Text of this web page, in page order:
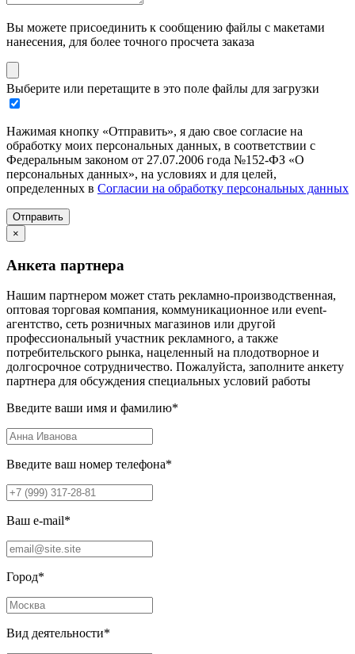
Вы можете присоединить к сообщению файлы с макетами
нанесения, для более точного просчета заказа
Выберите или перетащите в это поле файлы для загрузки
Нажимая кнопку «Отправить», я даю свое согласие на
обработку моих персональных данных, в соответствии с
Федеральным законом от 27.07.2006 года №152-ФЗ «О
персональных данных», на условиях и для целей,
определенных в Согласии на обработку персональных данных
Отправить
×
Анкета партнера
Нашим партнером может стать рекламно-производственная,
оптовая торговая компания, коммуникационное или event-
агентство, сеть розничных магазинов или другой
профессиональный участник рекламного, а также
потребительского рынка, нацеленный на плодотворное и
долгосрочное сотрудничество. Пожалуйста, заполните анкету
партнера для обсуждения специальных условий работы
Введите ваши имя и фамилию*
Введите ваш номер телефона*
Ваш e-mail*
Город*
Вид деятельности*